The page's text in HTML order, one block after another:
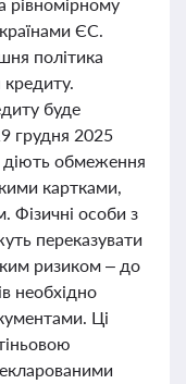
ЄС.
політика
буде
грудня 2025
діють обмеження
картками,
Фізичні особи з
переказувати
ризиком – до
необхідно
Ці